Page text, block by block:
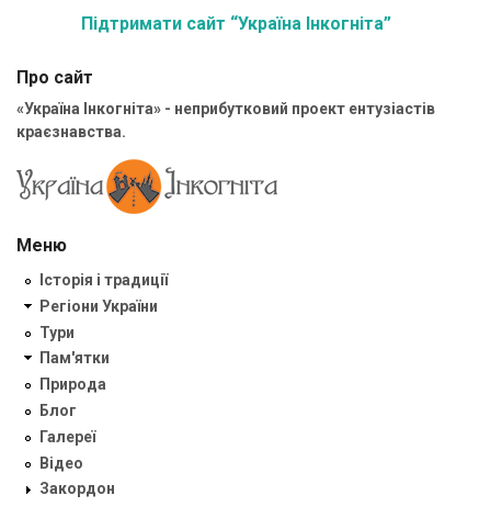
Підтримати сайт “Україна Інкогніта”
Про сайт
«Україна Інкогніта» - неприбутковий проект ентузіастів
краєзнавства.
Меню
Історія і традиції
Регіони України
Тури
Пам'ятки
Природа
Блог
Галереї
Відео
Закордон